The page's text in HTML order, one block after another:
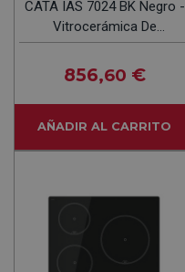
CATA IAS 7024 BK Negro -
Vitrocerámica De
Inducción + EXTRACTOR
70CM
856,60 €
AÑADIR AL CARRITO